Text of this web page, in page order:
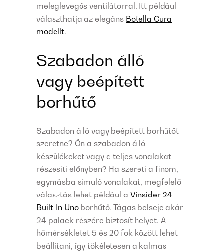
meleglevegős ventilátorral. Itt például
választhatja az elegáns Botella Cura
modellt.
Szabadon álló
vagy beépített
borhűtő
Szabadon álló vagy beépített borhűtőt
szeretne? Ön a szabadon álló
készülékeket vagy a teljes vonalakat
részesíti előnyben? Ha szereti a finom,
egymásba simuló vonalakat, megfelelő
választás lehet például a Vinsider 24
Built-In Uno borhűtő. Tágas belseje akár
24 palack részére biztosít helyet. A
hőmérsékletet 5 és 20 fok között lehet
beállítani, így tökéletesen alkalmas